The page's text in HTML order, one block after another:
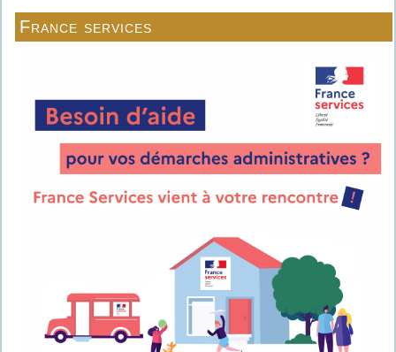
France services